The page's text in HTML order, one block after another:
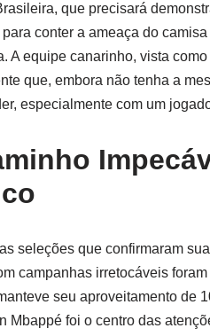
que precisará
conter a ameaça do
A equipe canarinho, vista
que, embora não tenha a
especialmente com um
seleções que confirmaram
campanhas irretocáveis
seu aproveitamento de
Mbappé foi o centro das